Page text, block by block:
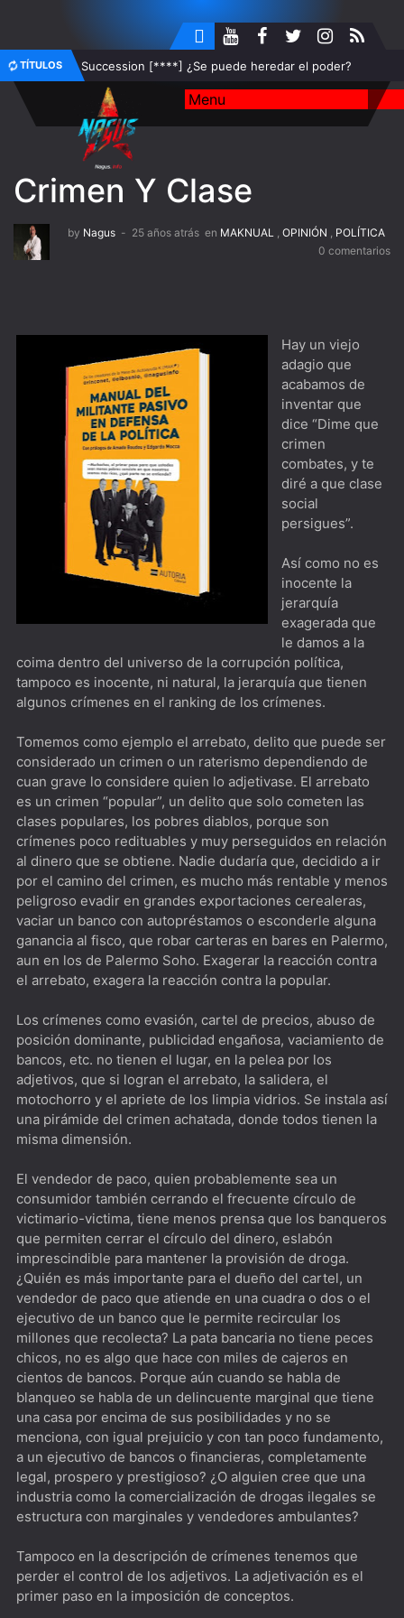
TÍTULOS Succession [****] ¿Se puede heredar el poder?
Your Honor [****] ¿Sacrificarías a Isaac?
Star Trek: Picard [****] I'll Be Back
The Americans [****] En la Guerra Fría sólo hacía frío en
Rusia
Better Call Saul [****] Ningún pibe nace Walter White, ni
This Is Us [****] Pasado, presente y futuro de los Big
Three
Santa Evita [****] Jefa Espiritual de la Nación
1883Donde caiga la flecha...
1923Yellowstone pero con Harrison Ford al frente
Argentina, 1985 [****] Indispensable verla junto a una o
un testigo de la época
El Gerente [***] Este año te quiero ver...
The Bear [***] Ambiente laboral al horno
The West Wing [*****] Hablemos de política mientras
Dimension 404 [***] Para los nostálgicos de La
Dimensión Desconocida
The Playlist [****] Spotify desde todo punto de vista
Biography: KISStory [****] Imperdible para cualquier
miembro del Kiss Army
The Peripheral [*****] De los creadores de Westworld
The Old Man [****] Quiero envejecer como Jeff Bridges
DogMan [****]Besson que ladra no muerde
Crimen Y Clase
by Nagus 25 años atrás en MAKNUAL , OPINIÓN , POLÍTICA
0 comentarios
Hay un viejo
adagio que
acabamos de
inventar que
dice “Dime que
crimen
combates, y te
diré a que clase
social
persigues”.
Así como no es
inocente la
jerarquía
exagerada que
le damos a la
coima dentro del universo de la corrupción política,
tampoco es inocente, ni natural, la jerarquía que tienen
algunos crímenes en el ranking de los crímenes.
Tomemos como ejemplo el arrebato, delito que puede ser
considerado un crimen o un raterismo dependiendo de
cuan grave lo considere quien lo adjetivase. El arrebato
es un crimen “popular”, un delito que solo cometen las
clases populares, los pobres diablos, porque son
crímenes poco redituables y muy perseguidos en relación
al dinero que se obtiene. Nadie dudaría que, decidido a ir
por el camino del crimen, es mucho más rentable y menos
peligroso evadir en grandes exportaciones cerealeras,
vaciar un banco con autopréstamos o esconderle alguna
ganancia al fisco, que robar carteras en bares en Palermo,
aun en los de Palermo Soho. Exagerar la reacción contra
el arrebato, exagera la reacción contra la popular.
Los crímenes como evasión, cartel de precios, abuso de
posición dominante, publicidad engañosa, vaciamiento de
bancos, etc. no tienen el lugar, en la pelea por los
adjetivos, que si logran el arrebato, la salidera, el
motochorro y el apriete de los limpia vidrios. Se instala así
una pirámide del crimen achatada, donde todos tienen la
misma dimensión.
El vendedor de paco, quien probablemente sea un
consumidor también cerrando el frecuente círculo de
victimario-victima, tiene menos prensa que los banqueros
que permiten cerrar el círculo del dinero, eslabón
imprescindible para mantener la provisión de droga.
¿Quién es más importante para el dueño del cartel, un
vendedor de paco que atiende en una cuadra o dos o el
ejecutivo de un banco que le permite recircular los
millones que recolecta? La pata bancaria no tiene peces
chicos, no es algo que hace con miles de cajeros en
cientos de bancos. Porque aún cuando se habla de
blanqueo se habla de un delincuente marginal que tiene
una casa por encima de sus posibilidades y no se
menciona, con igual prejuicio y con tan poco fundamento,
a un ejecutivo de bancos o financieras, completamente
legal, prospero y prestigioso? ¿O alguien cree que una
industria como la comercialización de drogas ilegales se
estructura con marginales y vendedores ambulantes?
Tampoco en la descripción de crímenes tenemos que
perder el control de los adjetivos. La adjetivación es el
primer paso en la imposición de conceptos.